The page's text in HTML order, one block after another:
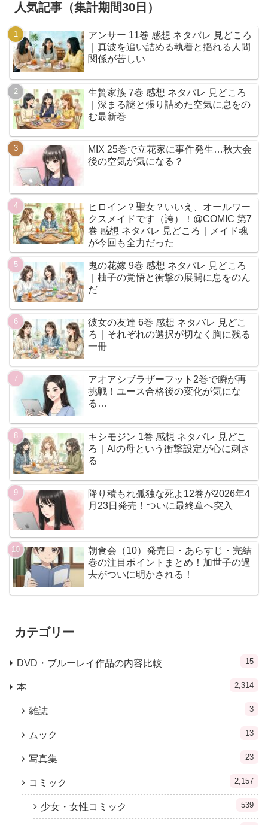
人気記事（集計期間30日）
アンサー 11巻 感想 ネタバレ 見どころ
｜真波を追い詰める執着と揺れる人間
関係が苦しい
生贄家族 7巻 感想 ネタバレ 見どころ
｜深まる謎と張り詰めた空気に息をの
む最新巻
MIX 25巻で立花家に事件発生…秋大会
後の空気が気になる？
ヒロイン？聖女？いいえ、オールワー
クスメイドです（誇）！@COMIC 第7
巻 感想 ネタバレ 見どころ｜メイド魂
が今回も全力だった
鬼の花嫁 9巻 感想 ネタバレ 見どころ
｜柚子の覚悟と衝撃の展開に息をのん
だ
彼女の友達 6巻 感想 ネタバレ 見どこ
ろ｜それぞれの選択が切なく胸に残る
一冊
アオアシブラザーフット2巻で瞬が再
挑戦！ユース合格後の変化が気にな
る…
キシモジン 1巻 感想 ネタバレ 見どこ
ろ｜AIの母という衝撃設定が心に刺さ
る
降り積もれ孤独な死よ12巻が2026年4
月23日発売！ついに最終章へ突入
朝食会（10）発売日・あらすじ・完結
巻の注目ポイントまとめ！加世子の過
去がついに明かされる！
カテゴリー
DVD・ブルーレイ作品の内容比較 15
本 2,314
雑誌 3
ムック 13
写真集 23
コミック 2,157
少女・女性コミック 539